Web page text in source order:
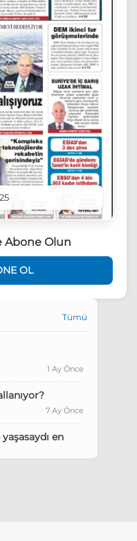
Abone Olun
OL
Tümü
1 Ay Önce
7 Ay Önce
en